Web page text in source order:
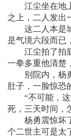
江尘坐在地上
之上，二人发出
这二人本是城
是气境六段而已
江尘拍了拍屁
一拳多重他清楚
别院内，杨勇
肚子，一脸惊恐
“不可能，这
死，三天时间，
杨勇震惊坏了
个二世主可是太